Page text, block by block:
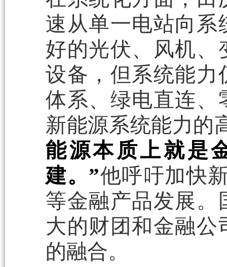
速从单一电站向系
好的光伏、风机、
设备，但系统能力
体系、绿电直连、
新能源系统能力的
能源本质上就是
建。”他呼吁加快
等金融产品发展。
大的财团和金融
的融合。